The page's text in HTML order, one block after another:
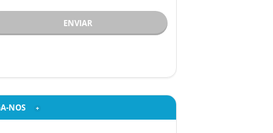
ENVIAR
NOS